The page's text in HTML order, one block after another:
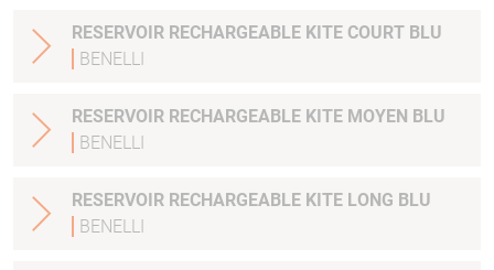
RESERVOIR RECHARGEABLE KITE COURT BLU
BENELLI
RESERVOIR RECHARGEABLE KITE MOYEN BLU
BENELLI
RESERVOIR RECHARGEABLE KITE LONG BLU
BENELLI